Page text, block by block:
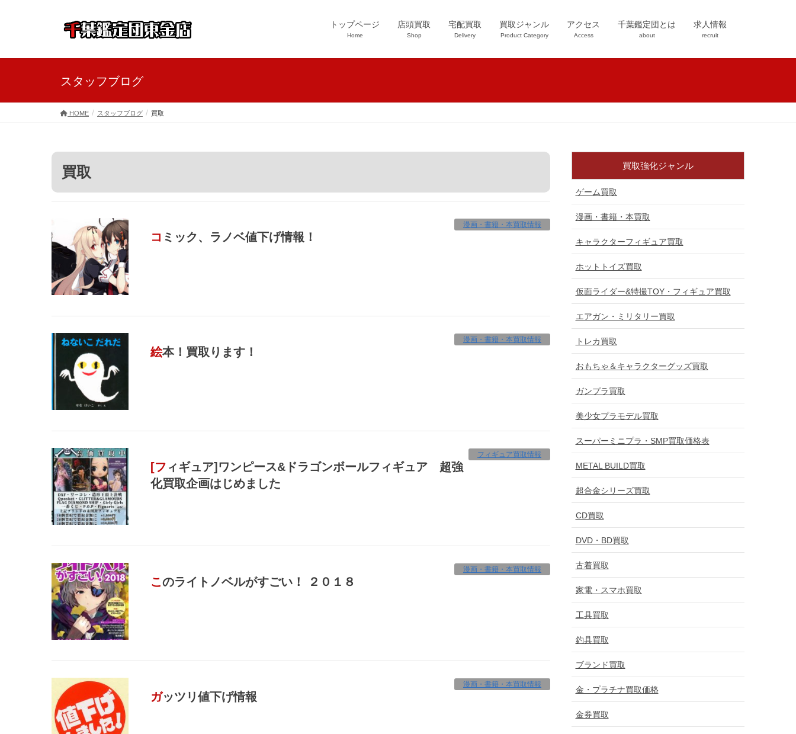
トップページ
Home
店頭買取
Shop
宅配買取
Delivery
買取ジャンル
Product Category
アクセス
Access
千葉鑑定団とは
about
求人情報
recruit
スタッフブログ
HOME スタッフブログ 買取
買取
漫画・書籍・本買取情報
コミック、ラノベ値下げ情報！
漫画・書籍・本買取情報
絵本！買取ります！
フィギュア買取情報
[フィギュア]ワンピース&ドラゴンボールフィギュア 超強
化買取企画はじめました
漫画・書籍・本買取情報
このライトノベルがすごい！ ２０１８
漫画・書籍・本買取情報
ガッツリ値下げ情報
買取強化ジャンル
ゲーム買取
漫画・書籍・本買取
キャラクターフィギュア買取
ホットトイズ買取
仮面ライダー&特撮TOY・フィギュア買取
エアガン・ミリタリー買取
トレカ買取
おもちゃ＆キャラクターグッズ買取
ガンプラ買取
美少女プラモデル買取
スーパーミニプラ・SMP買取価格表
METAL BUILD買取
超合金シリーズ買取
CD買取
DVD・BD買取
古着買取
家電・スマホ買取
工具買取
釣具買取
ブランド買取
金・プラチナ買取価格
金券買取